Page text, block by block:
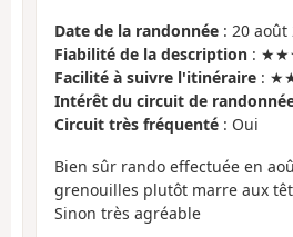
Date de la randonnée : 20 août
Fiabilité de la description :
Facilité à suivre l'itinéraire :
Intérêt du circuit de
Circuit très fréquenté : Oui
Bien sûr rando effectuée en
grenouilles plutôt marre aux
Sinon très agréable